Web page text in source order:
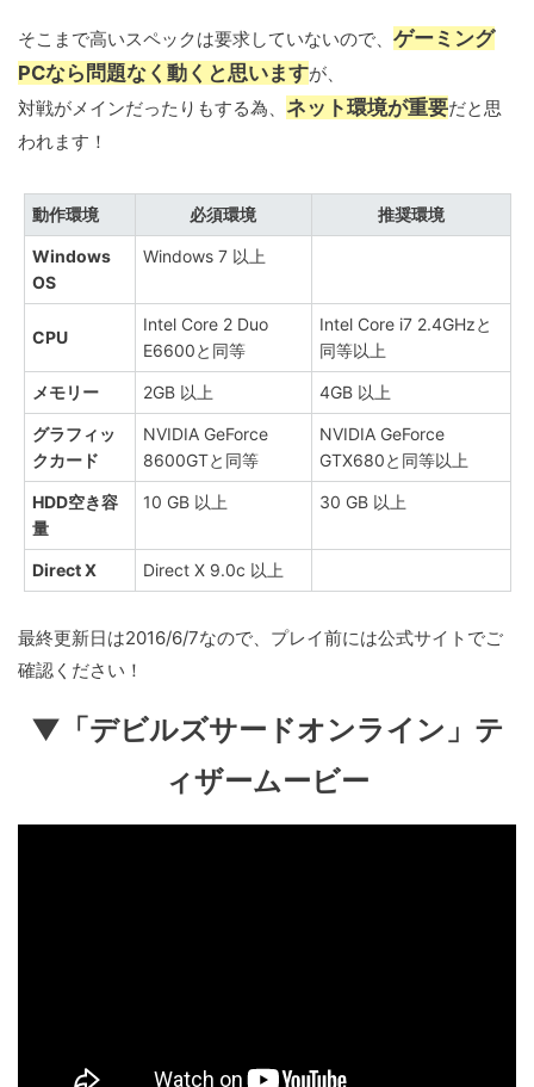
そこまで高いスペックは要求していないので、 ゲーミング
PCなら問題なく動くと思いますが、
対戦がメインだったりもする為、 ネット環境が重要だと思
われます！
動作環境 必須環境 推奨環境
Windows
OS
Windows 7 以上
CPU
Intel Core 2 Duo
E6600と同等
Intel Core i7 2.4GHzと
同等以上
メモリー 2GB 以上 4GB 以上
グラフィッ
クカード
NVIDIA GeForce
8600GTと同等
NVIDIA GeForce
GTX680と同等以上
HDD空き容
量
10 GB 以上 30 GB 以上
Direct X Direct X 9.0c 以上
最終更新日は2016/6/7なので、プレイ前には公式サイトでご
確認ください！
▼「デビルズサードオンライン」テ
ィザームービー